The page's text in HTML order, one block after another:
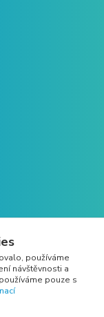
používáme
návštěvnosti a
pouze s